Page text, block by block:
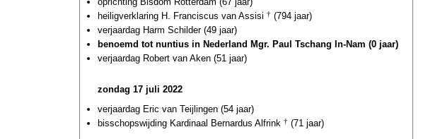
heiligverklaring H. Franciscus van Assisi † (794 jaar)
verjaardag Harm Schilder (49 jaar)
benoemd tot nuntius in Nederland Mgr. Paul Tschang In-Nam (0 jaar)
verjaardag Robert van Aken (51 jaar)
zondag 17 juli 2022
verjaardag Eric van Teijlingen (54 jaar)
bisschopswijding Kardinaal Bernardus Alfrink † (71 jaar)